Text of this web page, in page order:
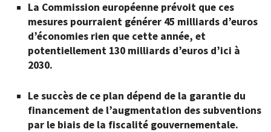
La Commission européenne prévoit que ces
mesures pourraient générer 45 milliards d’euros
d’économies rien que cette année, et
potentiellement 130 milliards d’euros d’ici à
2030.
Le succès de ce plan dépend de la garantie du
financement de l’augmentation des subventions
par le biais de la fiscalité gouvernementale.